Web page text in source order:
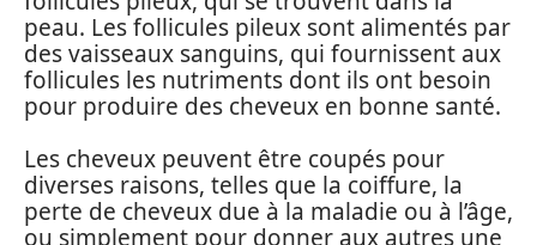
peau. Les follicules pileux sont alimentés par
des vaisseaux sanguins, qui fournissent aux
follicules les nutriments dont ils ont besoin
pour produire des cheveux en bonne santé.
Les cheveux peuvent être coupés pour
diverses raisons, telles que la coiffure, la
perte de cheveux due à la maladie ou à l’âge,
ou simplement pour donner aux autres une